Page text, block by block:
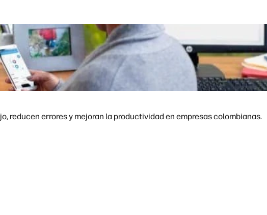
reducen errores y mejoran la productividad en empresas colombianas.